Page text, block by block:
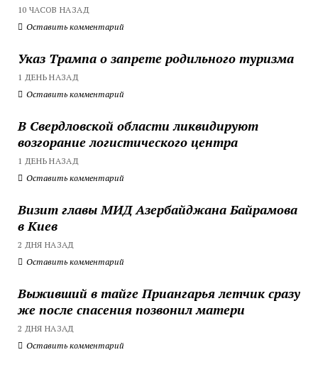
10 ЧАСОВ НАЗАД
Оставить комментарий
Указ Трампа о запрете родильного туризма
1 ДЕНЬ НАЗАД
Оставить комментарий
В Свердловской области ликвидируют
возгорание логистического центра
1 ДЕНЬ НАЗАД
Оставить комментарий
Визит главы МИД Азербайджана Байрамова
в Киев
2 ДНЯ НАЗАД
Оставить комментарий
Выживший в тайге Приангарья летчик сразу
же после спасения позвонил матери
2 ДНЯ НАЗАД
Оставить комментарий